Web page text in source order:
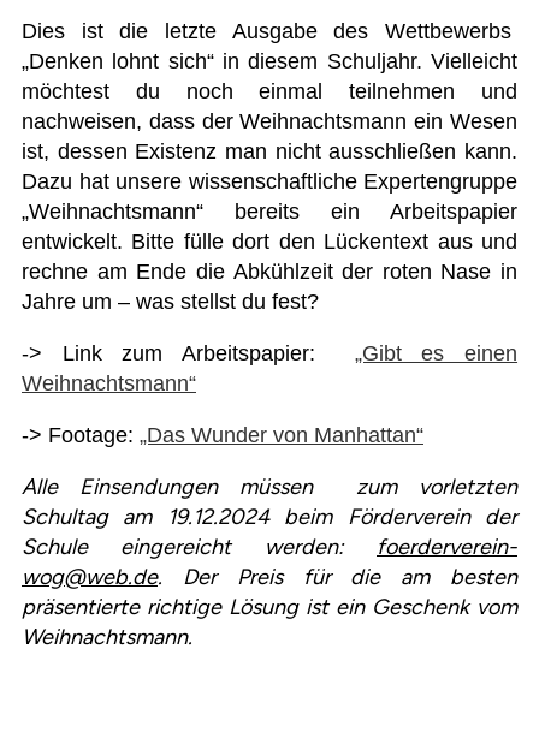
Dies ist die letzte Ausgabe des Wettbewerbs
„Denken lohnt sich“ in diesem Schuljahr. Vielleicht
möchtest du noch einmal teilnehmen und
nachweisen, dass der Weihnachtsmann ein Wesen
ist, dessen Existenz man nicht ausschließen kann.
Dazu hat unsere wissenschaftliche Expertengruppe
„Weihnachtsmann“ bereits ein Arbeitspapier
entwickelt. Bitte fülle dort den Lückentext aus und
rechne am Ende die Abkühlzeit der roten Nase in
Jahre um – was stellst du fest?
-> Link zum Arbeitspapier: „Gibt es einen
Weihnachtsmann“
-> Footage: „Das Wunder von Manhattan“
Alle Einsendungen müssen zum vorletzten
Schultag am 19.12.2024 beim Förderverein der
Schule eingereicht werden: foerderverein-
wog@web.de. Der Preis für die am besten
präsentierte richtige Lösung ist ein Geschenk vom
Weihnachtsmann.